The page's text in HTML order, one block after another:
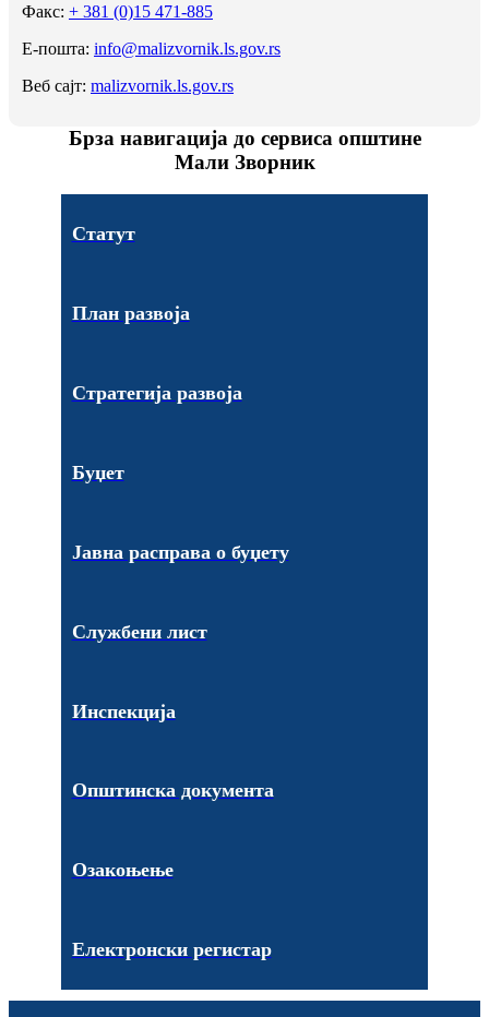
Факс: + 381 (0)15 471-885
Е-пошта: info@malizvornik.ls.gov.rs
Веб сајт: malizvornik.ls.gov.rs
Брза навигација до сервиса општине
Мали Зворник
Статут
План развоја
Стратегија развоја
Буџет
Јавна расправа о буџету
Службени лист
Инспекција
Општинска документа
Озакоњење
Електронски регистар